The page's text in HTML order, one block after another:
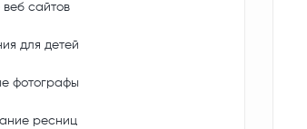
сайтов
для детей
фотографы
ресниц